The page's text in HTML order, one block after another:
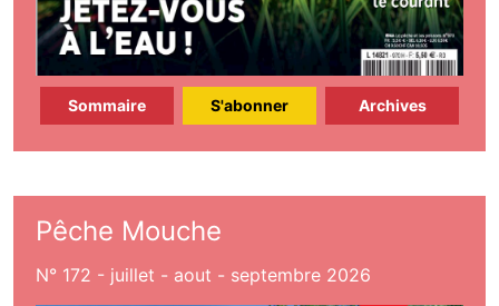
Sommaire S'abonner Archives
Pêche Mouche
N° 172 - juillet - aout - septembre 2026